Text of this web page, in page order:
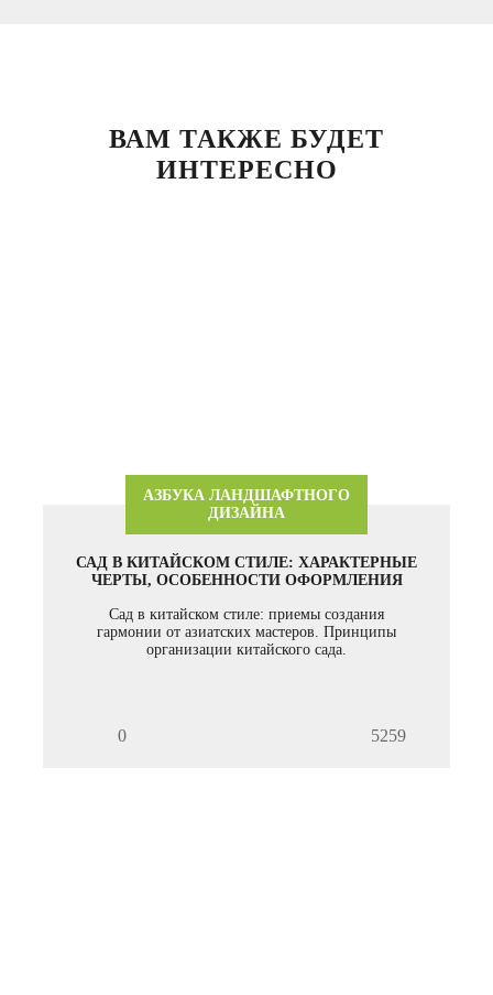
ВАМ ТАКЖЕ БУДЕТ
ИНТЕРЕСНО
АЗБУКА ЛАНДШАФТНОГО
ДИЗАЙНА
САД В КИТАЙСКОМ СТИЛЕ: ХАРАКТЕРНЫЕ
ЧЕРТЫ, ОСОБЕННОСТИ ОФОРМЛЕНИЯ
Сад в китайском стиле: приемы создания
гармонии от азиатских мастеров. Принципы
организации китайского сада.
0 5259